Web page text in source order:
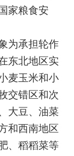
家粮食安
为承担轮作
东北地区实
麦玉米和小
交错区和次
大豆、油菜
和西南地区
、稻稻菜等